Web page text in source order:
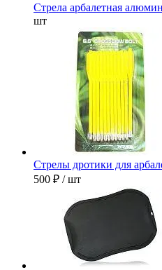
Стрела арбалетная
шт
Стрелы дротики для
500 ₽ / шт